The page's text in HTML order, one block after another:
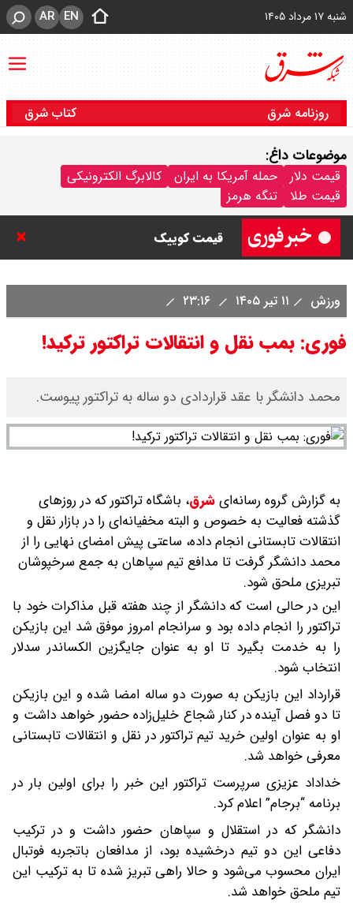
شنبه ۱۷ مرداد ۱۴۰۵ EN
AR
روزنامه شرق کتاب شرق
موضوعات داغ:
قیمت دلار حمله آمریکا به ایران
کالابرگ الکترونیکی
قیمت طلا
تنگه هرمز
قیمت خودرو امروز شنبه ۱۷ مرداد
قیمت کوییک
ورزش ۱۱ تیر ۱۴۰۵
فوری: بمب نقل و انتقالات تراکتور ترکید!
محمد دانشگر با عقد قراردادی دو ساله به تراکتور پیوست.
به گزارش گروه رسانه‌ایشرق، باشگاه تراکتور که در روزهای
گذشته فعالیت به خصوص و البته مخفیانه‌ای را در بازار نقل و
انتقالات تابستانی انجام داده، ساعتی پیش امضای نهایی را از
محمد دانشگر گرفت تا مدافع تیم سپاهان به جمع سرخپوشان
تبریزی ملحق شود.
این در حالی است که دانشگر از چند هفته قبل مذاکرات خود با
تراکتور را انجام داده بود و سرانجام امروز موفق شد این بازیکن
را به خدمت بگیرد تا او به عنوان جایگزین الکساندر سدلار
انتخاب شود.
قرارداد این بازیکن به صورت دو ساله امضا شده و این بازیکن
تا دو فصل آینده در کنار شجاع خلیل‌زاده حضور خواهد داشت و
او به عنوان اولین خرید تیم تراکتور در نقل و انتقالات تابستانی
معرفی خواهد شد.
خداداد عزیزی سرپرست تراکتور این خبر را برای اولین بار در
برنامه “برجام” اعلام کرد.
دانشگر که در استقلال و سپاهان حضور داشت و در ترکیب
دفاعی این دو تیم درخشیده بود، از مدافعان باتجربه فوتبال
ایران محسوب می‌شود و حالا راهی تبریز شده تا به ترکیب این
تیم ملحق خواهد شد.